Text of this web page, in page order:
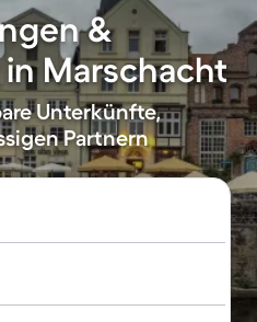
&
Marschacht
Unterkünfte,
Partnern